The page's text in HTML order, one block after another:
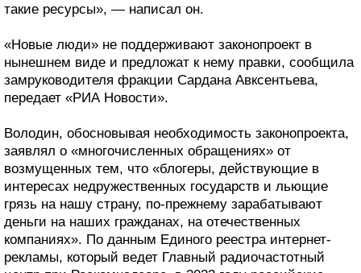
такие ресурсы», — написал он.
«Новые люди» не поддерживают законопроект в
нынешнем виде и предложат к нему правки, сообщила
замруководителя фракции Сардана Авксентьева,
передает «РИА Новости».
Володин, обосновывая необходимость законопроекта,
заявлял о «многочисленных обращениях» от
возмущенных тем, что «блогеры, действующие в
интересах недружественных государств и льющие
грязь на нашу страну, по-прежнему зарабатывают
деньги на наших гражданах, на отечественных
компаниях». По данным Единого реестра интернет-
рекламы, который ведет Главный радиочастотный